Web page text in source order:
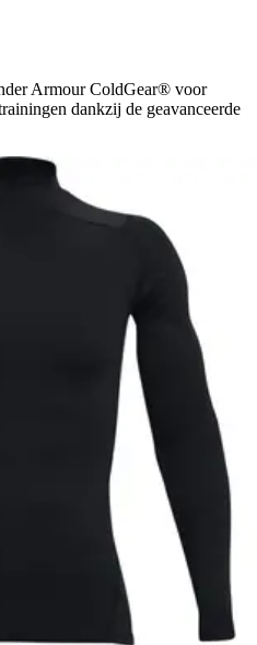
Armour ColdGear® voor
dankzij de geavanceerde